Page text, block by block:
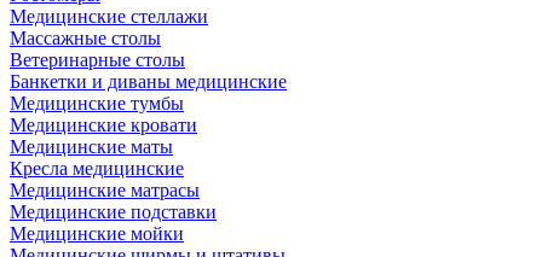
Медицинские стеллажи
Массажные столы
Ветеринарные столы
Банкетки и диваны медицинские
Медицинские тумбы
Медицинские кровати
Медицинские маты
Кресла медицинские
Медицинские матрасы
Медицинские подставки
Медицинские мойки